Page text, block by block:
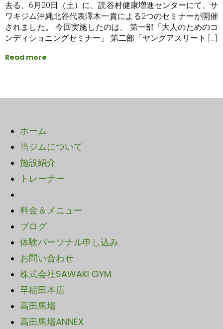
去る、6月20日（土）に、読谷村健康増進センターにて、サ
ワキジム沖縄北谷代表澤木一貴による2つのセミナーが開催
されました。 今回実施したのは、 第一部「大人のためのコ
ンディショニングセミナー」 第二部「ヤングアスリート […]
Read more
ホーム
当ジムについて
施設紹介
トレーナー
料金＆メニュー
ブログ
体験パーソナル申し込み
お問い合わせ
株式会社SAWAKI GYM
早稲田本店
高田馬場
高田馬場ANNEX